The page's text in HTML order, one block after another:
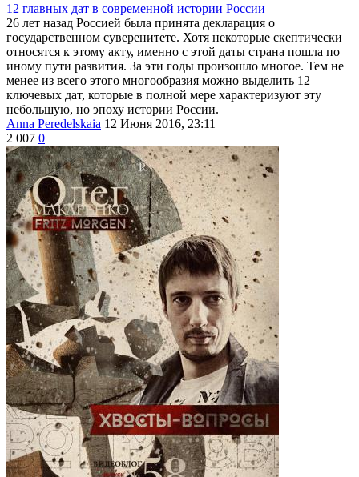
12 главных дат в современной истории России
26 лет назад Россией была принята декларация о
государственном суверенитете. Хотя некоторые скептически
относятся к этому акту, именно с этой даты страна пошла по
иному пути развития. За эти годы произошло многое. Тем не
менее из всего этого многообразия можно выделить 12
ключевых дат, которые в полной мере характеризуют эту
небольшую, но эпоху истории России.
Anna Peredelskaia 12 Июня 2016, 23:11
2 007 0